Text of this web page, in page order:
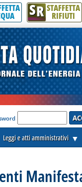
SR STAFFETTA
RIFIUTI
Leggi e atti amministrativi ▼